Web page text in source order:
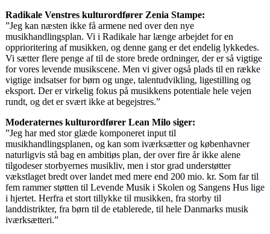
Radikale Venstres kulturordfører Zenia Stampe:
”Jeg kan næsten ikke få armene ned over den nye
musikhandlingsplan. Vi i Radikale har længe arbejdet for en
opprioritering af musikken, og denne gang er det endelig lykkedes.
Vi sætter flere penge af til de store brede ordninger, der er så vigtige
for vores levende musikscene. Men vi giver også plads til en række
vigtige indsatser for børn og unge, talentudvikling, ligestilling og
eksport. Der er virkelig fokus på musikkens potentiale hele vejen
rundt, og det er svært ikke at begejstres.”
Moderaternes kulturordfører Lean Milo siger:
”Jeg har med stor glæde komponeret input til
musikhandlingsplanen, og kan som iværksætter og københavner
naturligvis stå bag en ambitiøs plan, der over fire år ikke alene
tilgodeser storbyernes musikliv, men i stor grad understøtter
vækstlaget bredt over landet med mere end 200 mio. kr. Som far til
fem rammer støtten til Levende Musik i Skolen og Sangens Hus lige
i hjertet. Herfra et stort tillykke til musikken, fra storby til
landdistrikter, fra børn til de etablerede, til hele Danmarks musik
iværksætteri.”